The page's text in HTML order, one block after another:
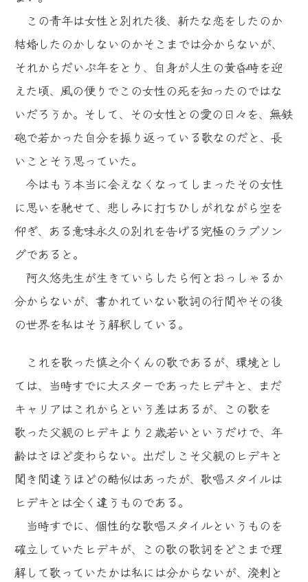
この青年は女性と別れた後、新たな恋をしたのか
結婚したのかしないのかそこまでは分からないが、
それからだいぶ年をとり、自身が人生の黄昏時を迎
えた頃、風の便りでこの女性の死を知ったのではな
いだろうか。そして、その女性との愛の日々を、無鉄
砲で若かった自分を振り返っている歌なのだと、長
いことそう思っていた。
今はもう本当に会えなくなってしまったその女性
に思いを馳せて、悲しみに打ちひしがれながら空を
仰ぎ、ある意味永久の別れを告げる究極のラブソン
グであると。
阿久悠先生が生きていらしたら何とおっしゃるか
分からないが、書かれていない歌詞の行間やその後
の世界を私はそう解釈している。
これを歌った慎之介くんの歌であるが、環境とし
ては、当時すでに大スターであったヒデキと、まだ
キャリアはこれからという差はあるが、この歌を
歌った父親のヒデキより２歳若いというだけで、年
齢はさほど変わらない。出だしこそ父親のヒデキと
聞き間違うほどの酷似はあったが、歌唱スタイルは
ヒデキとは全く違うものである。
当時すでに、個性的な歌唱スタイルというものを
確立していたヒデキが、この歌の歌詞をどこまで理
解して歌っていたかは私には分からないが、溌剌と